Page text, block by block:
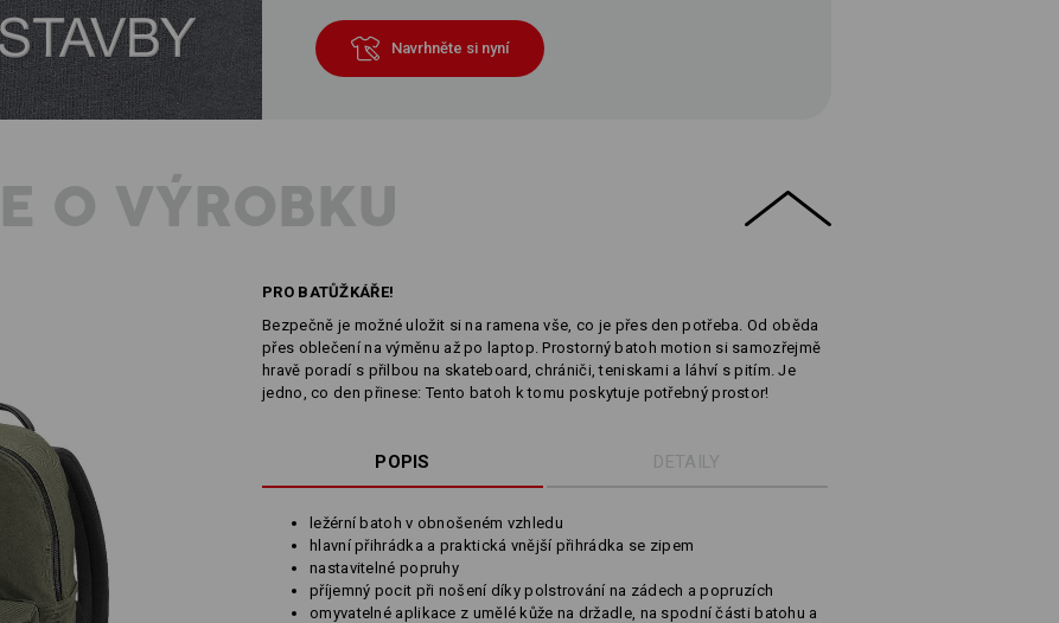
Navrhněte si nyní
O VÝROBKU
PRO BATŮŽKÁŘE!
Bezpečně je možné uložit si na ramena vše, co je přes den potřeba. Od oběda
přes oblečení na výměnu až po laptop. Prostorný batoh motion si samozřejmě
hravě poradí s přilbou na skateboard, chrániči, teniskami a láhví s pitím. Je
jedno, co den přinese: Tento batoh k tomu poskytuje potřebný prostor!
POPIS DETAILY
ležérní batoh v obnošeném vzhledu
hlavní přihrádka a praktická vnější přihrádka se zipem
nastavitelné popruhy
příjemný pocit při nošení díky polstrování na zádech a popruzích
omyvatelné aplikace z umělé kůže na držadle, na spodní části batohu a